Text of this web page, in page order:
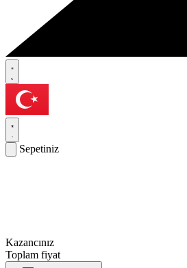
Sepetiniz
Kazancınız
Toplam fiyat